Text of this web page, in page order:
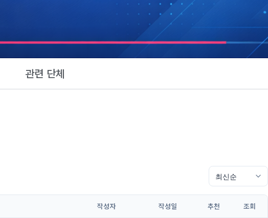
관련 단체
작성자 작성일 추천 조회